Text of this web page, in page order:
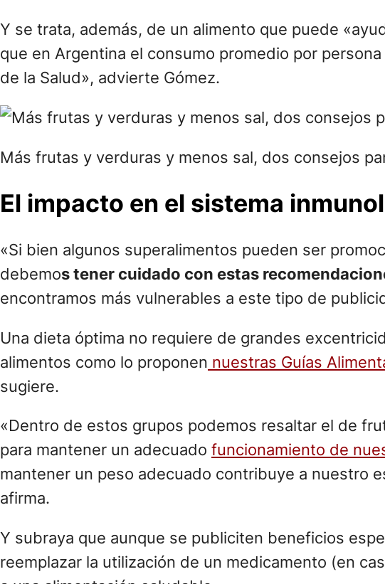
Y se trata, además, de un alimento que puede
que en Argentina el consumo promedio por
de la Salud», advierte Gómez.
Más frutas y verduras y menos sal, dos consejos
El impacto en el sistema
«Si bien algunos superalimentos pueden ser
debemos tener cuidado con estas
encontramos más vulnerables a este tipo de
Una dieta óptima no requiere de grandes
alimentos como lo proponen nuestras Guías
sugiere.
«Dentro de estos grupos podemos resaltar el de
para mantener un adecuado funcionamiento de
mantener un peso adecuado contribuye a nuestro
afirma.
Y subraya que aunque se publiciten beneficios
reemplazar la utilización de un medicamento (en